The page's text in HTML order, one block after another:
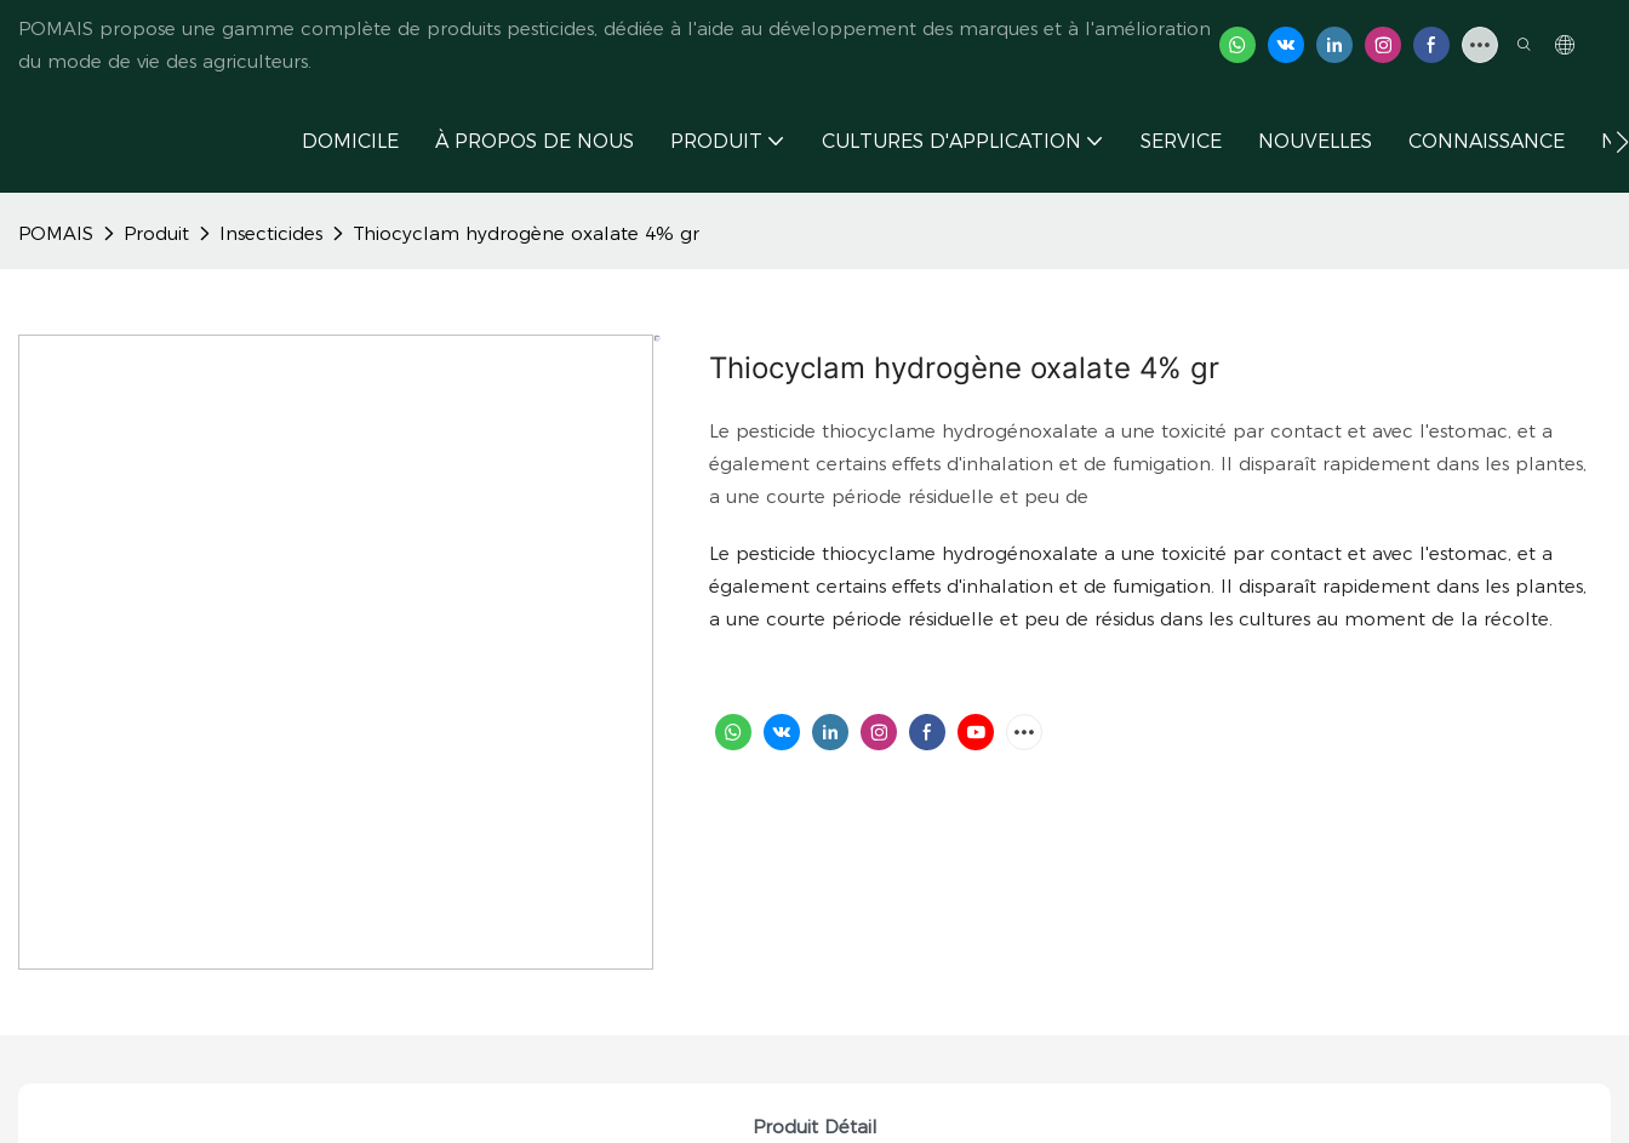
POMAIS propose une gamme complète de produits pesticides, dédiée à l'aide au développement des marques et à l'amélioration
du mode de vie des agriculteurs.
DOMICILE À PROPOS DE NOUS PRODUIT CULTURES D'APPLICATION SERVICE NOUVELLES CONNAISSANCE
POMAIS Produit Insecticides Thiocyclam hydrogène oxalate 4% gr
Thiocyclam hydrogène oxalate 4% gr
Le pesticide thiocyclame hydrogénoxalate a une toxicité par contact et avec l'estomac, et a
également certains effets d'inhalation et de fumigation. Il disparaît rapidement dans les plantes,
a une courte période résiduelle et peu de
Le pesticide thiocyclame hydrogénoxalate a une toxicité par contact et avec l'estomac, et a
également certains effets d'inhalation et de fumigation. Il disparaît rapidement dans les plantes,
a une courte période résiduelle et peu de résidus dans les cultures au moment de la récolte.
Produit Détail